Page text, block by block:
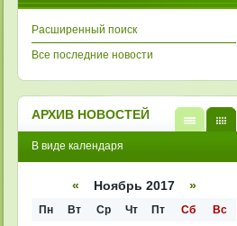
Расширенный поиск
Все последние новости
АРХИВ НОВОСТЕЙ
кален
списк
В виде календаря
« Ноябрь 2017 »
Пн Вт Ср Чт Пт Сб
Вс